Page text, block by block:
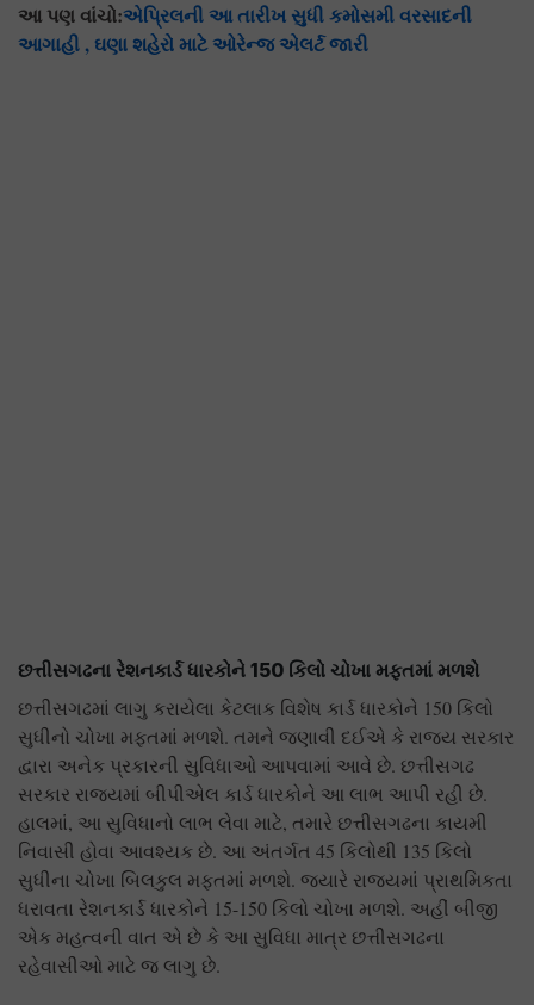
આ પણ વાંચો:એપ્રિલની આ તારીખ સુધી કમોસમી વરસાદની
આગાહી , ઘણા શહેરો માટે ઓરેન્જ એલર્ટ જારી
છત્તીસગઢના રેશનકાર્ડ ધારકોને 150 કિલો ચોખા મફતમાં મળશે
છત્તીસગઢમાં લાગુ કરાયેલા કેટલાક વિશેષ કાર્ડ ધારકોને 150 કિલો
સુધીનો ચોખા મફતમાં મળશે. તમને જણાવી દઈએ કે રાજ્ય સરકાર
દ્વારા અનેક પ્રકારની સુવિધાઓ આપવામાં આવે છે. છત્તીસગઢ
સરકાર રાજ્યમાં બીપીએલ કાર્ડ ધારકોને આ લાભ આપી રહી છે.
હાલમાં, આ સુવિધાનો લાભ લેવા માટે, તમારે છત્તીસગઢના કાયમી
નિવાસી હોવા આવશ્યક છે. આ અંતર્ગત 45 કિલોથી 135 કિલો
સુધીના ચોખા બિલકુલ મફતમાં મળશે. જ્યારે રાજ્યમાં પ્રાથમિકતા
ધરાવતા રેશનકાર્ડ ધારકોને 15-150 કિલો ચોખા મળશે. અહીં બીજી
એક મહત્વની વાત એ છે કે આ સુવિધા માત્ર છત્તીસગઢના
રહેવાસીઓ માટે જ લાગુ છે.